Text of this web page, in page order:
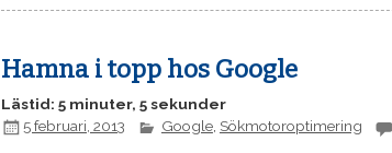
Hamna i topp hos Google
Lästid: 5 minuter, 5 sekunder
5 februari, 2013
Google, Sökmotoroptimering